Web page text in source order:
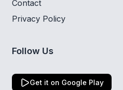
Contact
Privacy Policy
Follow Us
Get it on Google Play